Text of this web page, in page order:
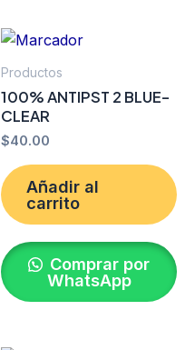
Productos
100% ANTIPST 2 BLUE-
CLEAR
$40.00
Añadir al
carrito
Comprar por
WhatsApp